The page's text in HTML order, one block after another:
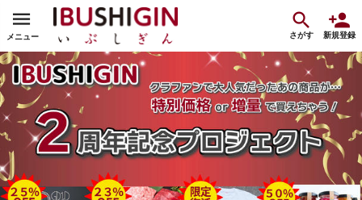
メニュー さがす 新規登録